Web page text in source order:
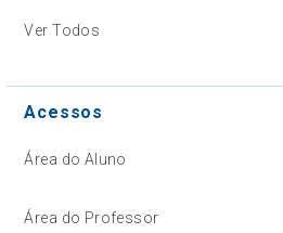
Ver Todos
Acessos
Área do Aluno
Área do Professor